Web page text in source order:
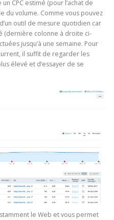
CPC estimé (pour l’achat de
du volume. Comme vous pouvez
outil de mesure quotidien car
(dernière colonne à droite ci-
jusqu’à une semaine. Pour
il suffit de regarder les
élevé et d’essayer de se
le Web et vous permet